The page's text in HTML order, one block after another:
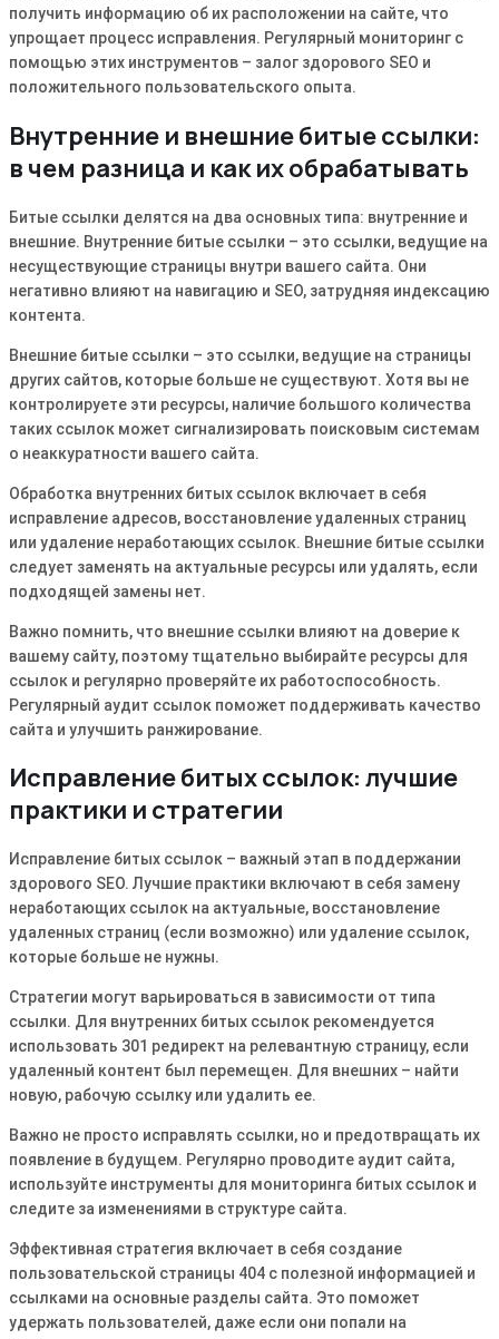
получить информацию об их расположении на сайте, что
упрощает процесс исправления. Регулярный мониторинг с
помощью этих инструментов – залог здорового SEO и
положительного пользовательского опыта.
Внутренние и внешние битые ссылки:
в чем разница и как их обрабатывать
Битые ссылки делятся на два основных типа: внутренние и
внешние. Внутренние битые ссылки – это ссылки, ведущие на
несуществующие страницы внутри вашего сайта. Они
негативно влияют на навигацию и SEO, затрудняя индексацию
контента.
Внешние битые ссылки – это ссылки, ведущие на страницы
других сайтов, которые больше не существуют. Хотя вы не
контролируете эти ресурсы, наличие большого количества
таких ссылок может сигнализировать поисковым системам
о неаккуратности вашего сайта.
Обработка внутренних битых ссылок включает в себя
исправление адресов, восстановление удаленных страниц
или удаление неработающих ссылок. Внешние битые ссылки
следует заменять на актуальные ресурсы или удалять, если
подходящей замены нет.
Важно помнить, что внешние ссылки влияют на доверие к
вашему сайту, поэтому тщательно выбирайте ресурсы для
ссылок и регулярно проверяйте их работоспособность.
Регулярный аудит ссылок поможет поддерживать качество
сайта и улучшить ранжирование.
Исправление битых ссылок: лучшие
практики и стратегии
Исправление битых ссылок – важный этап в поддержании
здорового SEO. Лучшие практики включают в себя замену
неработающих ссылок на актуальные, восстановление
удаленных страниц (если возможно) или удаление ссылок,
которые больше не нужны.
Стратегии могут варьироваться в зависимости от типа
ссылки. Для внутренних битых ссылок рекомендуется
использовать 301 редирект на релевантную страницу, если
удаленный контент был перемещен. Для внешних – найти
новую, рабочую ссылку или удалить ее.
Важно не просто исправлять ссылки, но и предотвращать их
появление в будущем. Регулярно проводите аудит сайта,
используйте инструменты для мониторинга битых ссылок и
следите за изменениями в структуре сайта.
Эффективная стратегия включает в себя создание
пользовательской страницы 404 с полезной информацией и
ссылками на основные разделы сайта. Это поможет
удержать пользователей, даже если они попали на